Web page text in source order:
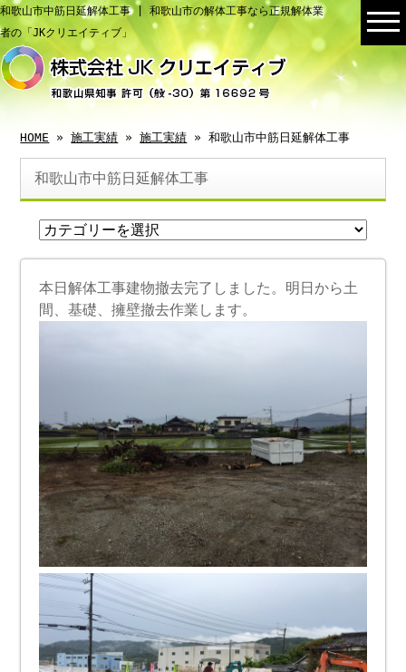
和歌山市中筋日延解体工事 | 和歌山市の解体工事なら正規解体業
者の「JKクリエイティブ」
HOME »施工実績 »施工実績 » 和歌山市中筋日延解体工事
和歌山市中筋日延解体工事
本日解体工事建物撤去完了しました。明日から土
間、基礎、擁壁撤去作業します。